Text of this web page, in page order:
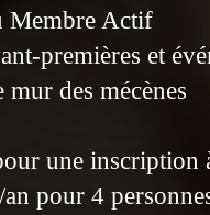
Membre Actif
premières et
mur des mécènes
une inscription
pour 4